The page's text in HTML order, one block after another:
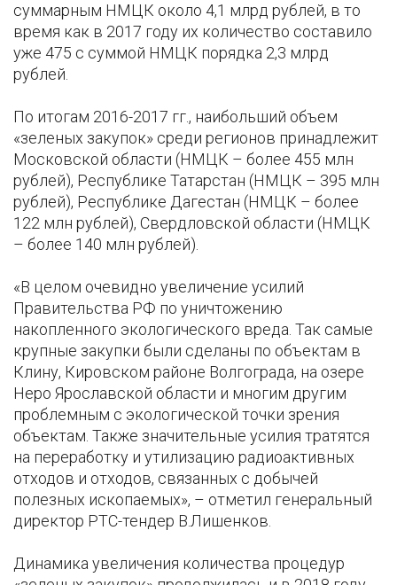
суммарным НМЦК около 4,1 млрд рублей, в то
время как в 2017 году их количество составило
уже 475 с суммой НМЦК порядка 2,3 млрд
рублей.
По итогам 2016-2017 гг., наибольший объем
«зеленых закупок» среди регионов принадлежит
Московской области (НМЦК – более 455 млн
рублей), Республике Татарстан (НМЦК – 395 млн
рублей), Республике Дагестан (НМЦК – более
122 млн рублей), Свердловской области (НМЦК
– более 140 млн рублей).
«В целом очевидно увеличение усилий
Правительства РФ по уничтожению
накопленного экологического вреда. Так самые
крупные закупки были сделаны по объектам в
Клину, Кировском районе Волгограда, на озере
Неро Ярославской области и многим другим
проблемным с экологической точки зрения
объектам. Также значительные усилия тратятся
на переработку и утилизацию радиоактивных
отходов и отходов, связанных с добычей
полезных ископаемых», – отметил генеральный
директор РТС-тендер В.Лишенков.
Динамика увеличения количества процедур